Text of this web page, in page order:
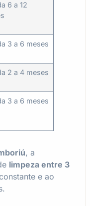
6 a 12
3 a 6 meses
2 a 4 meses
3 a 6 meses
, a
limpeza entre 3
e ao